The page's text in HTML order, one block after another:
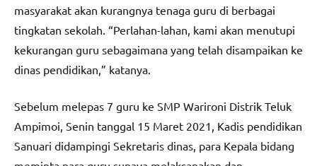
masyarakat akan kurangnya tenaga guru di berbagai
tingkatan sekolah. “Perlahan-lahan, kami akan menutupi
kekurangan guru sebagaimana yang telah disampaikan ke
dinas pendidikan,” katanya.
Sebelum melepas 7 guru ke SMP Warironi Distrik Teluk
Ampimoi, Senin tanggal 15 Maret 2021, Kadis pendidikan
Sanuari didampingi Sekretaris dinas, para Kepala bidang